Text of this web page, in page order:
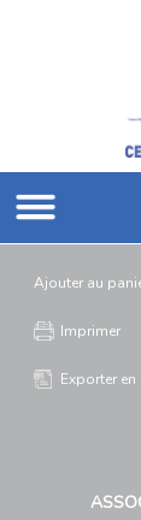
Ajouter au
Imprimer
Exporter en